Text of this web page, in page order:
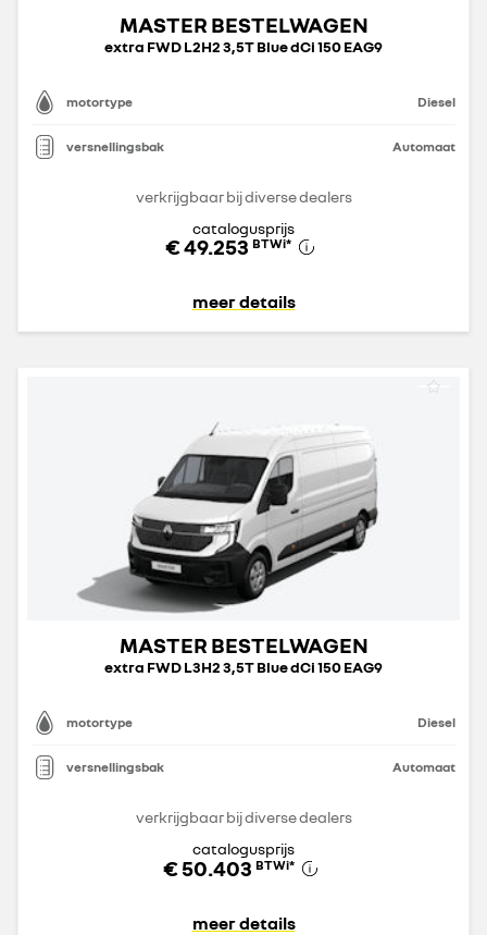
MASTER BESTELWAGEN
extra FWD L2H2 3,5T Blue dCi 150 EAG9
motortype Diesel
versnellingsbak Automaat
verkrijgbaar bij diverse dealers
catalogusprijs
€ 49.253 BTWi*
meer details
MASTER BESTELWAGEN
extra FWD L3H2 3,5T Blue dCi 150 EAG9
motortype Diesel
versnellingsbak Automaat
verkrijgbaar bij diverse dealers
catalogusprijs
€ 50.403 BTWi*
meer details